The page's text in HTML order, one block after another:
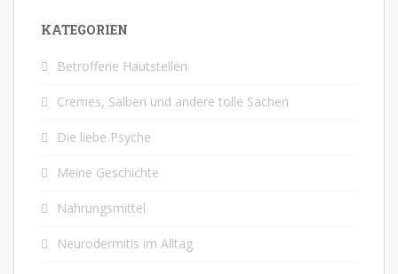
KATEGORIEN
Betroffene Hautstellen
Cremes, Salben und andere tolle Sachen
Die liebe Psyche
Meine Geschichte
Nahrungsmittel
Neurodermitis im Alltag